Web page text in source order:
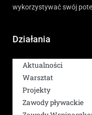
wykorzystywać swój
Działania
Aktualności
Warsztat
Projekty
Zawody pływackie